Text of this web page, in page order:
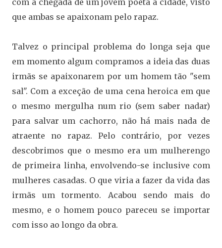
que ambas se apaixonam pelo rapaz.
Talvez o principal problema do longa seja que
em momento algum compramos a ideia das duas
irmãs se apaixonarem por um homem tão "sem
sal". Com a exceção de uma cena heroica em que
o mesmo mergulha num rio (sem saber nadar)
para salvar um cachorro, não há mais nada de
atraente no rapaz. Pelo contrário, por vezes
descobrimos que o mesmo era um mulherengo
de primeira linha, envolvendo-se inclusive com
mulheres casadas. O que viria a fazer da vida das
irmãs um tormento. Acabou sendo mais do
mesmo, e o homem pouco pareceu se importar
com isso ao longo da obra.